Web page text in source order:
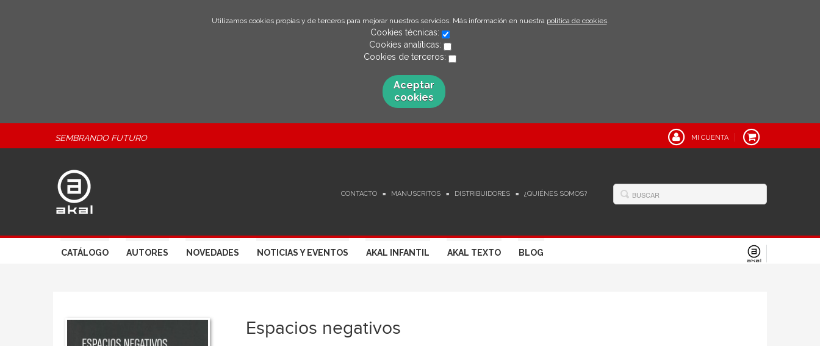
Utilizamos cookies propias y de terceros para mejorar nuestros servicios. Más información en nuestra política de cookies.
Cookies técnicas:
Cookies analíticas:
Cookies de terceros:
Aceptar
cookies
SEMBRANDO FUTURO MI CUENTA
CONTACTO MANUSCRITOS DISTRIBUIDORES ¿QUIÉNES SOMOS?
CATÁLOGO AUTORES NOVEDADES NOTICIAS Y EVENTOS AKAL INFANTIL AKAL TEXTO BLOG
Espacios negativos